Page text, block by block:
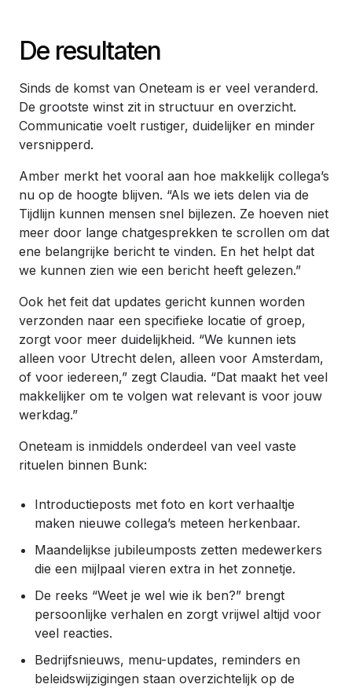
De resultaten
Sinds de komst van Oneteam is er veel veranderd.
De grootste winst zit in structuur en overzicht.
Communicatie voelt rustiger, duidelijker en minder
versnipperd.
Amber merkt het vooral aan hoe makkelijk collega’s
nu op de hoogte blijven. “Als we iets delen via de
Tijdlijn kunnen mensen snel bijlezen. Ze hoeven niet
meer door lange chatgesprekken te scrollen om dat
ene belangrijke bericht te vinden. En het helpt dat
we kunnen zien wie een bericht heeft gelezen.”
Ook het feit dat updates gericht kunnen worden
verzonden naar een specifieke locatie of groep,
zorgt voor meer duidelijkheid. “We kunnen iets
alleen voor Utrecht delen, alleen voor Amsterdam,
of voor iedereen,” zegt Claudia. “Dat maakt het veel
makkelijker om te volgen wat relevant is voor jouw
werkdag.”
Oneteam is inmiddels onderdeel van veel vaste
rituelen binnen Bunk:
Introductieposts met foto en kort verhaaltje
maken nieuwe collega’s meteen herkenbaar.
Maandelijkse jubileumposts zetten medewerkers
die een mijlpaal vieren extra in het zonnetje.
De reeks “Weet je wel wie ik ben?” brengt
persoonlijke verhalen en zorgt vrijwel altijd voor
veel reacties.
Bedrijfsnieuws, menu-updates, reminders en
beleidswijzigingen staan overzichtelijk op de